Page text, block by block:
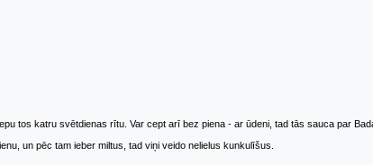
tos katru svētdienas rītu. Var cept arī bez piena - ar ūdeni, tad tās sauca par
un pēc tam ieber miltus, tad viņi veido nelielus kunkulīšus.